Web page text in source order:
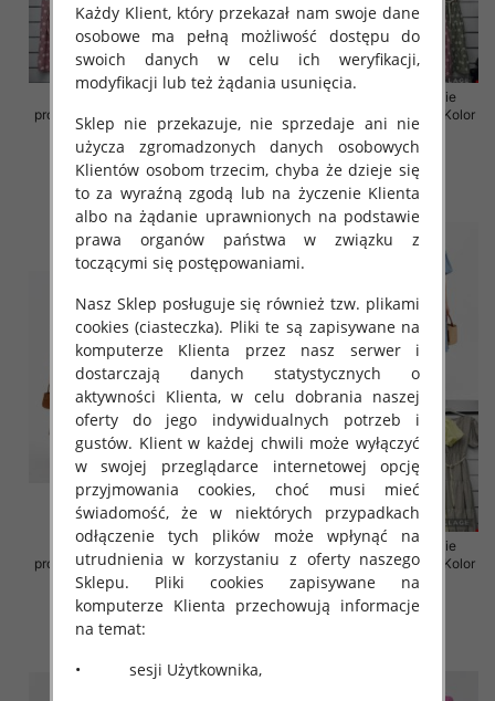
Sukienki damskie (Włoskie
produkt) Roz Standard, Mix Kolor
Paczka 5 szt
43.00 zł
szczegóły
Sukienki damskie (Włoskie
produkt) Roz Standard, Mix Kolor
Paczka 5 szt
43.00 zł
szczegóły
Sukienki damskie (Włoskie
produkt) Roz Standard, Mix Kolor
Paczka 5 szt
43.00 zł
szczegóły
Sukienki damskie (Włoskie
produkt) Roz Standard, Mix Kolor
Paczka 5 szt
45.00 zł
Każdy Klient, który przekazał nam swoje dane
osobowe ma pełną możliwość dostępu do
swoich danych w celu ich weryfikacji,
modyfikacji lub też żądania usunięcia.
Sklep nie przekazuje, nie sprzedaje ani nie
użycza zgromadzonych danych osobowych
Klientów osobom trzecim, chyba że dzieje się
to za wyraźną zgodą lub na życzenie Klienta
albo na żądanie uprawnionych na podstawie
prawa organów państwa w związku z
toczącymi się postępowaniami.
Nasz Sklep posługuje się również tzw. plikami
cookies (ciasteczka). Pliki te są zapisywane na
komputerze Klienta przez nasz serwer i
dostarczają danych statystycznych o
aktywności Klienta, w celu dobrania naszej
oferty do jego indywidualnych potrzeb i
gustów. Klient w każdej chwili może wyłączyć
w swojej przeglądarce internetowej opcję
przyjmowania cookies, choć musi mieć
świadomość, że w niektórych przypadkach
odłączenie tych plików może wpłynąć na
utrudnienia w korzystaniu z oferty naszego
Sklepu. Pliki cookies zapisywane na
komputerze Klienta przechowują informacje
na temat:
• sesji Użytkownika,